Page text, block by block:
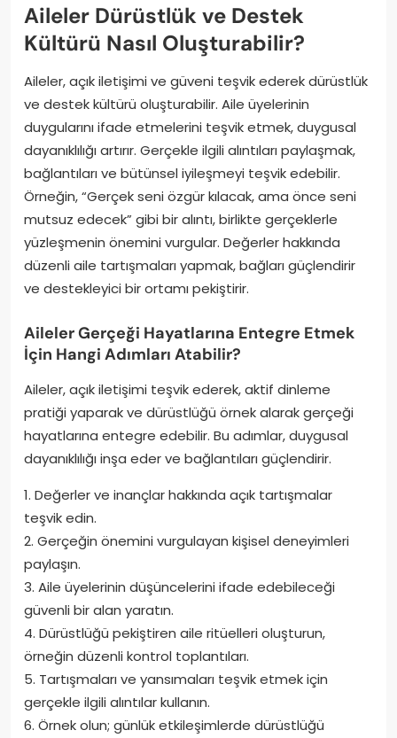
Aileler Dürüstlük ve Destek
Kültürü Nasıl Oluşturabilir?
Aileler, açık iletişimi ve güveni teşvik ederek dürüstlük
ve destek kültürü oluşturabilir. Aile üyelerinin
duygularını ifade etmelerini teşvik etmek, duygusal
dayanıklılığı artırır. Gerçekle ilgili alıntıları paylaşmak,
bağlantıları ve bütünsel iyileşmeyi teşvik edebilir.
Örneğin, “Gerçek seni özgür kılacak, ama önce seni
mutsuz edecek” gibi bir alıntı, birlikte gerçeklerle
yüzleşmenin önemini vurgular. Değerler hakkında
düzenli aile tartışmaları yapmak, bağları güçlendirir
ve destekleyici bir ortamı pekiştirir.
Aileler Gerçeği Hayatlarına Entegre Etmek
İçin Hangi Adımları Atabilir?
Aileler, açık iletişimi teşvik ederek, aktif dinleme
pratiği yaparak ve dürüstlüğü örnek alarak gerçeği
hayatlarına entegre edebilir. Bu adımlar, duygusal
dayanıklılığı inşa eder ve bağlantıları güçlendirir.
1. Değerler ve inançlar hakkında açık tartışmalar
teşvik edin.
2. Gerçeğin önemini vurgulayan kişisel deneyimleri
paylaşın.
3. Aile üyelerinin düşüncelerini ifade edebileceği
güvenli bir alan yaratın.
4. Dürüstlüğü pekiştiren aile ritüelleri oluşturun,
örneğin düzenli kontrol toplantıları.
5. Tartışmaları ve yansımaları teşvik etmek için
gerçekle ilgili alıntılar kullanın.
6. Örnek olun; günlük etkileşimlerde dürüstlüğü